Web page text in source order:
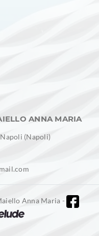
ANNA MARIA
(Napoli)
Anna Maria -